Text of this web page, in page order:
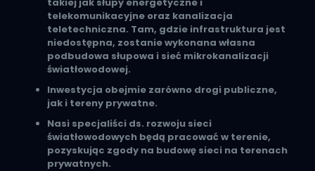
telekomunikacyjne oraz kanalizacja
teletechniczna. Tam, gdzie infrastruktura jest
niedostępna, zostanie wykonana własna
podbudowa słupowa i sieć mikrokanalizacji
światłowodowej.
Inwestycja obejmie zarówno drogi publiczne,
jak i tereny prywatne.
Nasi specjaliści ds. rozwoju sieci
światłowodowych będą pracować w terenie,
pozyskując zgody na budowę sieci na terenach
prywatnych.